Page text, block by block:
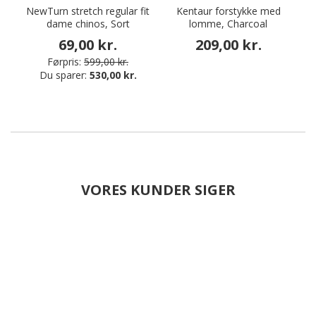
NewTurn stretch regular fit
dame chinos, Sort
69,00 kr.
Førpris: 599,00 kr.
Du sparer: 530,00 kr.
Kentaur forstykke med
lomme, Charcoal
209,00 kr.
VORES KUNDER SIGER